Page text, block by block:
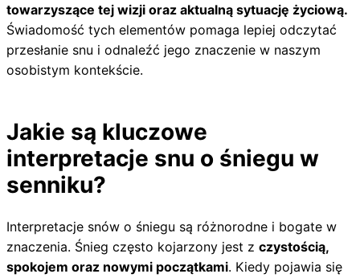
towarzyszące tej wizji oraz aktualną sytuację życiową.
Świadomość tych elementów pomaga lepiej odczytać
przesłanie snu i odnaleźć jego znaczenie w naszym
osobistym kontekście.
Jakie są kluczowe
interpretacje snu o śniegu w
senniku?
Interpretacje snów o śniegu są różnorodne i bogate w
znaczenia. Śnieg często kojarzony jest z czystością,
spokojem oraz nowymi początkami. Kiedy pojawia się